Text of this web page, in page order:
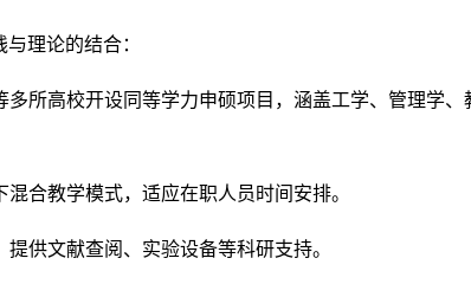
理论的结合：
多所高校开设同等学力申硕项目，涵盖工学、管理学、
合教学模式，适应在职人员时间安排。
供文献查阅、实验设备等科研支持。